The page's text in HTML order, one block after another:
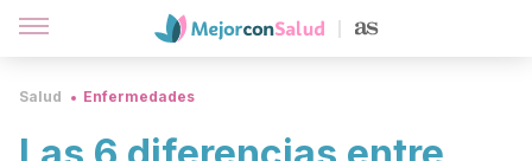
Salud Enfermedades